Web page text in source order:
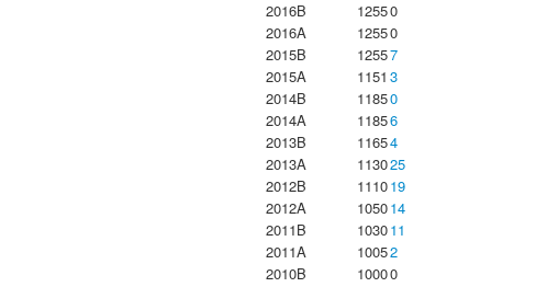
2016B
12550
2016A
12550
2015B
12557
2015A
1151 3
2014B
11850
2014A
11856
2013B
11654
2013A
113025
2012B
111019
2012A
105014
2011B
103011
2011A
10052
2010B
10000